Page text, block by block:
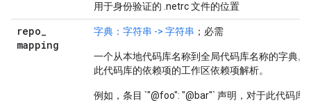
用于身份验证的 .netrc 文件的位置
repo_
mapping
字典：字符串 -> 字符串 ；必需
一个从本地代码库名称到全局代码库名称的字典
此代码库的依赖项的工作区依赖项解析。
例如，条目 `"@foo": "@bar"` 声明，对于此代码库